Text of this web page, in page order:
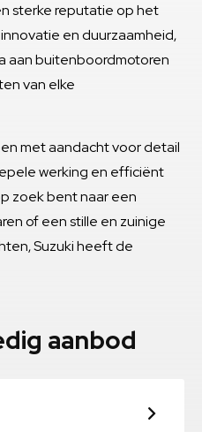
sterke reputatie op het
en duurzaamheid,
aan buitenboordmotoren
van elke
met aandacht voor detail
werking en efficiënt
zoek bent naar een
of een stille en zuinige
Suzuki heeft de
aanbod